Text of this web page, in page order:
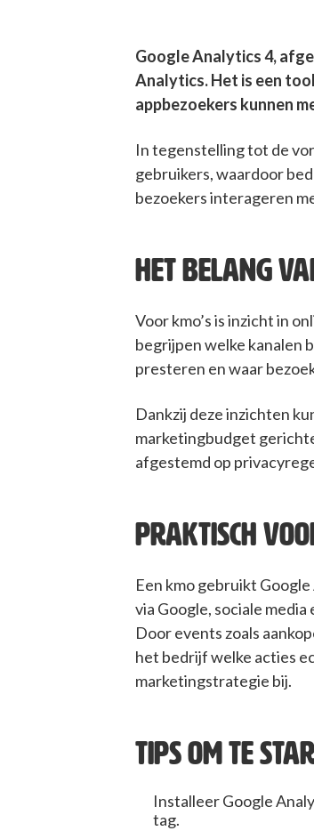
Google Analytics 4,
Analytics. Het is een
appbezoekers kunnen
In tegenstelling tot de
gebruikers, waardoor
bezoekers interageren
HET BELANG
Voor kmo’s is inzicht in
begrijpen welke kanalen
presteren en waar
Dankzij deze inzichten
marketingbudget
afgestemd op
PRAKTISCH
Een kmo gebruikt
via Google, sociale
Door events zoals
het bedrijf welke acties
marketingstrategie bij.
TIPS OM TE
Installeer Google
tag.